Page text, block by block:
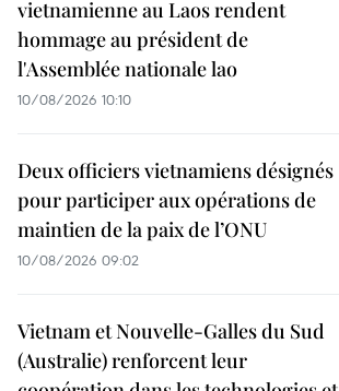
vietnamienne au Laos rendent
hommage au président de
l'Assemblée nationale lao
10/08/2026 10:10
Deux officiers vietnamiens désignés
pour participer aux opérations de
maintien de la paix de l’ONU
10/08/2026 09:02
Vietnam et Nouvelle-Galles du Sud
(Australie) renforcent leur